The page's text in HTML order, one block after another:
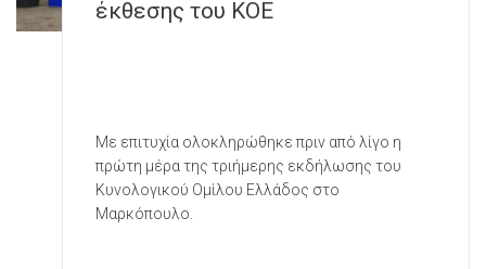
έκθεσης του ΚΟΕ
Με επιτυχία ολοκληρώθηκε πριν από λίγο η
πρώτη μέρα της τριήμερης εκδήλωσης του
Κυνολογικού Ομίλου Ελλάδος στο
Μαρκόπουλο.